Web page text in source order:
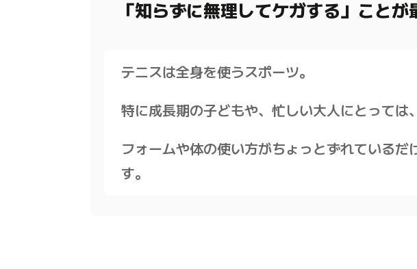
「知らずに無理してケガする」ことが
テニスは全身を使うスポーツ。
特に成長期の子どもや、忙しい大人にとっては、
フォームや体の使い方がちょっとずれている
す。